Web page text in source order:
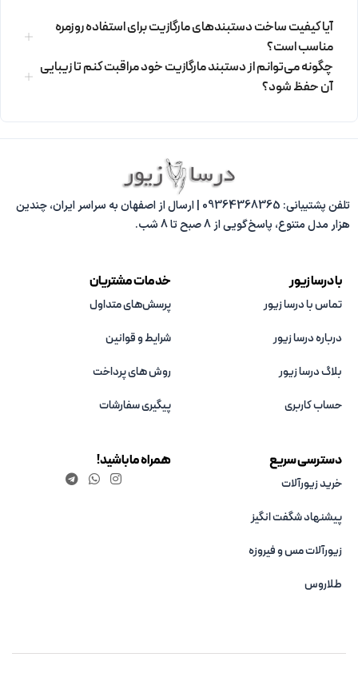
آیا کیفیت ساخت دستبندهای مارگازیت برای استفاده روزمره
مناسب است؟
چگونه می‌توانم از دستبند مارگازیت خود مراقبت کنم تا زیبایی
آن حفظ شود؟
تلفن پشتیبانی: 09364368365 | ارسال از اصفهان به سراسر ایران، چندین
هزار مدل متنوع، پاسخ‌گویی از 8 صبح تا 8 شب.
با درسا زیور
تماس با درسا زیور
درباره درسا زیور
بلاگ درسا زیور
حساب کاربری
خدمات مشتریان
پرسش‌های متداول
شرایط و قوانین
روش های پرداخت
پیگیری سفارشات
دسترسی سریع
خرید زیورآلات
پیشنهاد شگفت انگیز
زیورآلات مس و فیروزه‌
طلاروس
همراه ما باشید!